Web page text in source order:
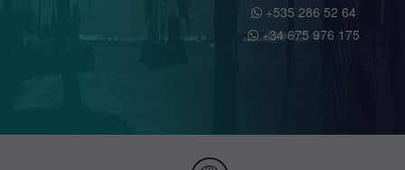
+535 286 52 64
+34 675 976 175